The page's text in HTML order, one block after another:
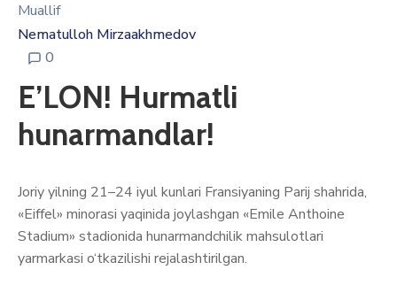
Muallif
Nematulloh Mirzaakhmedov
0
E’LON! Hurmatli
hunarmandlar!
Joriy yilning 21–24 iyul kunlari Fransiyaning Parij shahrida,
«Eiffel» minorasi yaqinida joylashgan «Emile Anthoine
Stadium» stadionida hunarmandchilik mahsulotlari
yarmarkasi o‘tkazilishi rejalashtirilgan.